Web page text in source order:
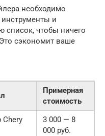
необходимо
и
список, чтобы ничего
сэкономит ваше
Примерная
стоимость
3 000 — 8
000 руб.